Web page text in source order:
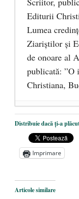
Editurii
Lumea
Ziariştilor şi
de onoare al
publicată: ”O
Christiana,
DANA
Sic credo
Distribuie dacă ți-a
Imprimare
Articole similare